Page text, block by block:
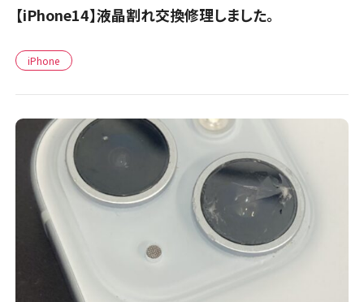
【iPhone14】液晶割れ交換修理しました。
iPhone